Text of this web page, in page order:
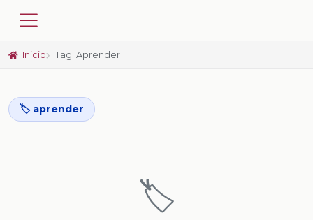
Inicio Tag: Aprender
🏷️ aprender
🏷️